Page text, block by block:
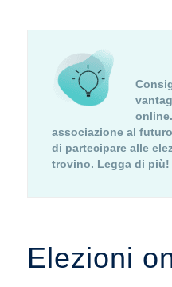
online.
associazione al
di partecipare alle
trovino. Legga di più!
Elezioni